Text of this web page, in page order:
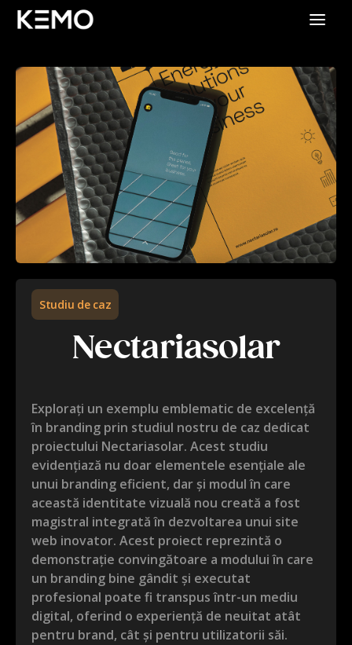
Studiu de caz
Nectariasolar
Explorați un exemplu emblematic de excelență
în branding prin studiul nostru de caz dedicat
proiectului Nectariasolar. Acest studiu
evidențiază nu doar elementele esențiale ale
unui branding eficient, dar și modul în care
această identitate vizuală nou creată a fost
magistral integrată în dezvoltarea unui site
web inovator. Acest proiect reprezintă o
demonstrație convingătoare a modului în care
un branding bine gândit și executat
profesional poate fi transpus într-un mediu
digital, oferind o experiență de neuitat atât
pentru brand, cât și pentru utilizatorii săi.